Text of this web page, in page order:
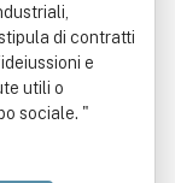
di contratti
e
utili o
sociale. "